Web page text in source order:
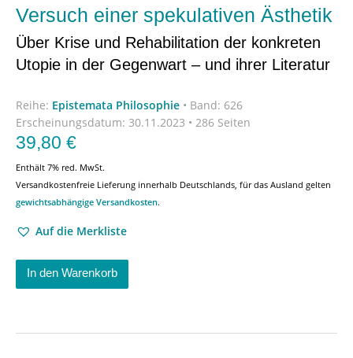
Versuch einer spekulativen Ästhetik
Über Krise und Rehabilitation der konkreten
Utopie in der Gegenwart – und ihrer Literatur
Reihe: Epistemata Philosophie • Band: 626
Erscheinungsdatum: 30.11.2023 • 286 Seiten
39,80 €
Enthält 7% red. MwSt.
Versandkostenfreie Lieferung innerhalb Deutschlands, für das Ausland gelten
gewichtsabhängige Versandkosten.
Auf die Merkliste
In den Warenkorb